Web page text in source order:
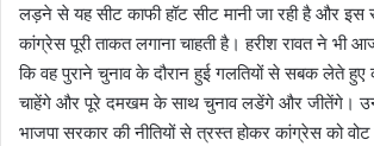
लड़ने से यह सीट काफी हॉट सीट मानी जा रही है और इस
कांग्रेस पूरी ताकत लगाना चाहती है। हरीश रावत ने भी
कि वह पुराने चुनाव के दौरान हुई गलतियों से सबक लेते
चाहेंगे और पूरे दमखम के साथ चुनाव लडेंगे और जीतेंगे।
भाजपा सरकार की नीतियों से त्रस्त होकर कांग्रेस को